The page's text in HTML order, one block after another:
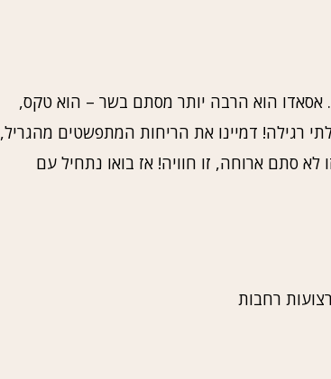
אסאדו הוא הרבה יותר מסתם בשר – הוא טקס,
רגילה! דמיינו את הריחות המתפשטים מהגריל,
סתם ארוחה, זו חוויה! אז בואו נתחיל עם